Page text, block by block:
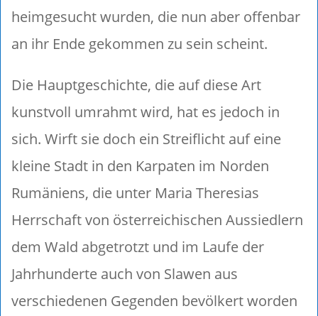
heimgesucht wurden, die nun aber offenbar
an ihr Ende gekommen zu sein scheint.
Die Hauptgeschichte, die auf diese Art
kunstvoll umrahmt wird, hat es jedoch in
sich. Wirft sie doch ein Streiflicht auf eine
kleine Stadt in den Karpaten im Norden
Rumäniens, die unter Maria Theresias
Herrschaft von österreichischen Aussiedlern
dem Wald abgetrotzt und im Laufe der
Jahrhunderte auch von Slawen aus
verschiedenen Gegenden bevölkert worden